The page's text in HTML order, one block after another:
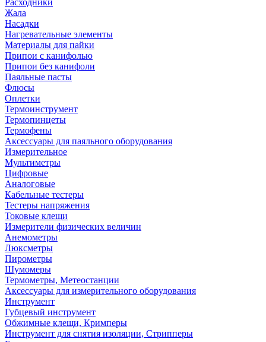
Расходники
Жала
Насадки
Нагревательные элементы
Материалы для пайки
Припои с канифолью
Припои без канифоли
Паяльные пасты
Флюсы
Оплетки
Термоинструмент
Термопинцеты
Термофены
Аксессуары для паяльного оборудования
Измерительное
Мультиметры
Цифровые
Аналоговые
Кабельные тестеры
Тестеры напряжения
Токовые клещи
Измерители физических величин
Анемометры
Люксметры
Пирометры
Шумомеры
Термометры, Метеостанции
Аксессуары для измерительного оборудования
Инструмент
Губцевый инструмент
Обжимные клещи, Кримперы
Инструмент для снятия изоляции, Стрипперы